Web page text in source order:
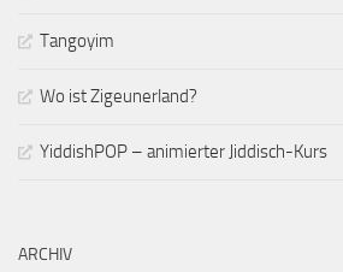
Tangoyim
Wo ist Zigeunerland?
YiddishPOP – animierter Jiddisch-Kurs
ARCHIV